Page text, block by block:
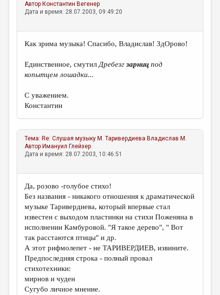
МЕДИА
ВКОНТАКТЕ
Автор Константин Вегенер
Дата и время: 28.07.2003, 09:49:20
Как зрима музыка! Спасибо, Владислав! ЗдОрово!
Единственное, смутил Дребезгзарниц под
копытцем лошадки...
С уважением.
Константин
Тема: Re: Слушая музыку М. Таривердиева Владислав М.
Автор Имануил Глейзер
Дата и время: 28.07.2003, 10:46:51
Да, розово -голубое стихо!
Без названия - никакого отношения к драматической
музыке Таривердиева, который впервые стал
известен с выходом пластинки на стихи Поженяна в
исполнении Камбуровой. "Я такое дерево", " Вот
так расстаются птицы" и др.
А этот рифмолепет - не ТАРИВЕРДИЕВ, извините.
Предпоследняя строка - полный провал
стихотехники:
мирнов и чуден
Сугубо личное мнение.